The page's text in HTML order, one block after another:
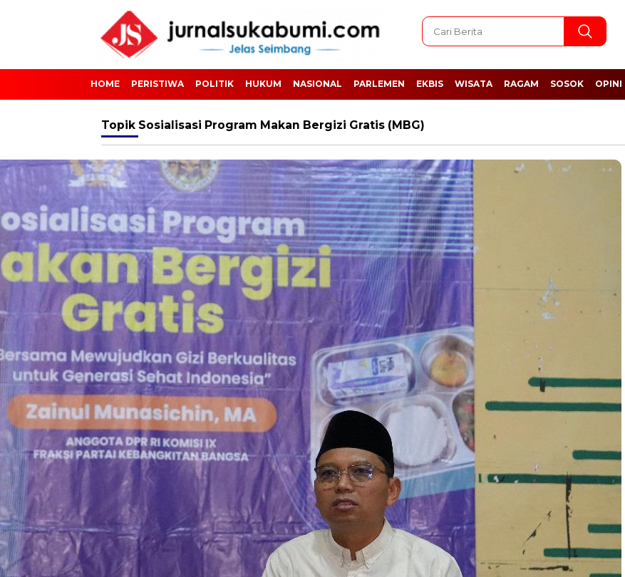
HOME PERISTIWA POLITIK HUKUM NASIONAL PARLEMEN EKBIS WISATA RAGAM SOSOK OPINI
Topik Sosialisasi Program Makan Bergizi Gratis (MBG)